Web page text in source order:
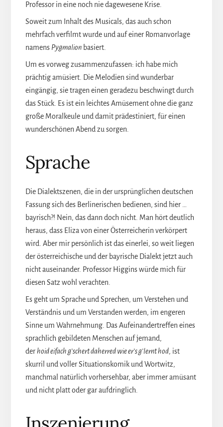
Professor in eine noch nie dagewesene Krise.
Soweit zum Inhalt des Musicals, das auch schon
mehrfach verfilmt wurde und auf einer Romanvorlage
namens Pygmalionbasiert.
Um es vorweg zusammenzufassen: ich habe mich
prächtig amüsiert. Die Melodien sind wunderbar
eingängig, sie tragen einen geradezu beschwingt durch
das Stück. Es ist ein leichtes Amüsement ohne die ganz
große Moralkeule und damit prädestiniert, für einen
wunderschönen Abend zu sorgen.
Sprache
Die Dialektszenen, die in der ursprünglichen deutschen
Fassung sich des Berlinerischen bedienen, sind hier …
bayrisch?! Nein, das dann doch nicht. Man hört deutlich
heraus, dass Eliza von einer Österreicherin verkörpert
wird. Aber mir persönlich ist das einerlei, so weit liegen
der österreichische und der bayrische Dialekt jetzt auch
nicht auseinander. Professor Higgins würde mich für
diesen Satz wohl verachten.
Es geht um Sprache und Sprechen, um Verstehen und
Verständnis und um Verstanden werden, im engeren
Sinne um Wahrnehmung. Das Aufeinandertreffen eines
sprachlich gebildeten Menschen auf jemand,
derhoid eifach g’schert daherred wie er’s g’lernt hod, ist
skurril und voller Situationskomik und Wortwitz,
manchmal natürlich vorhersehbar, aber immer amüsant
und nicht platt oder gar aufdringlich.